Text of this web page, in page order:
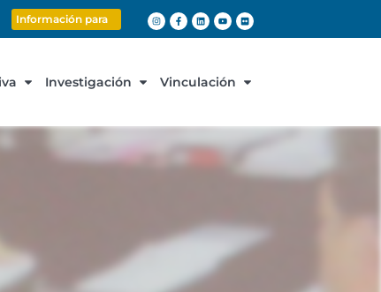
Información para
Investigación Vinculación